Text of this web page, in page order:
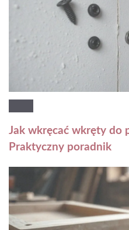
Jak wkręcać wkręty do
Praktyczny poradnik